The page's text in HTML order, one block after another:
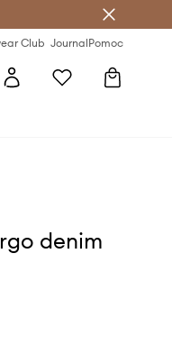
Club JournalPomoc
denim